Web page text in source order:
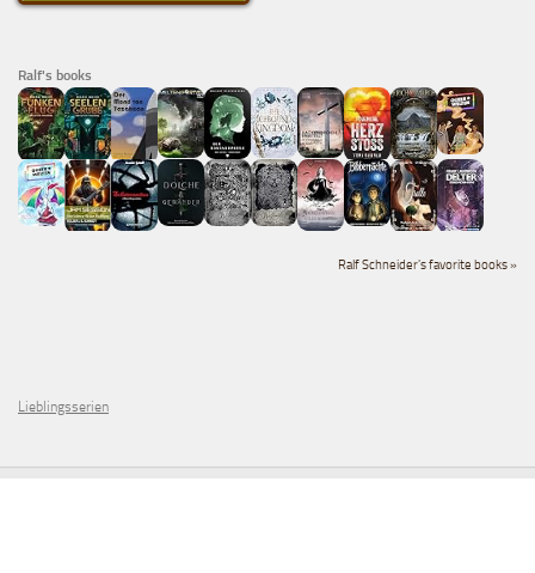
Ralf's books
Ralf Schneider's favorite books »
Lieblingsserien